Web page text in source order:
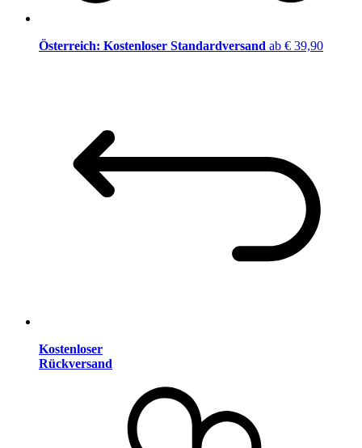
Österreich: Kostenloser Standardversand ab € 39,90
Kostenloser
Rückversand